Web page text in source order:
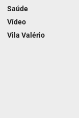
Saúde
Vídeo
Vila Valério